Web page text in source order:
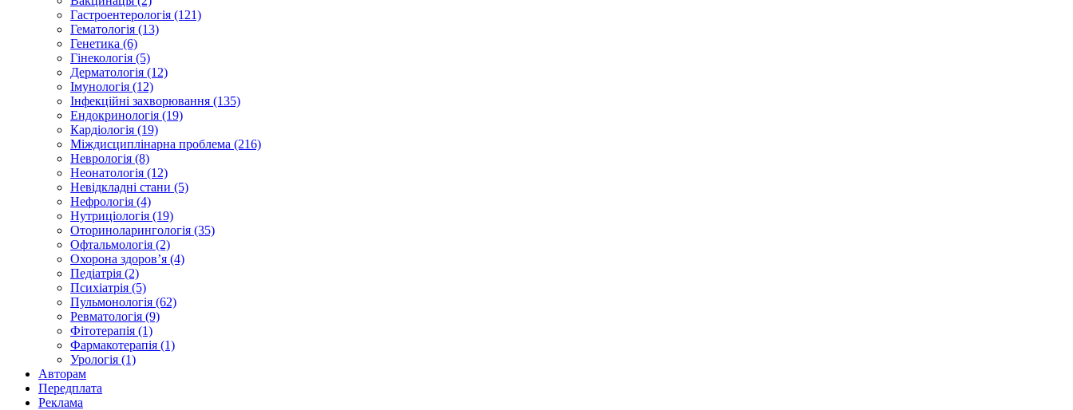
Гастроентерологія (121)
Гематологія (13)
Генетика (6)
Гінекологія (5)
Дерматологія (12)
Імунологія (12)
Інфекційні захворювання (135)
Ендокринологія (19)
Кардіологія (19)
Міждисциплінарна проблема (216)
Неврологія (8)
Неонатологія (12)
Невідкладні стани (5)
Нефрологія (4)
Нутриціологія (19)
Оториноларингологія (35)
Офтальмологія (2)
Охорона здоров’я (4)
Педіатрія (2)
Психіатрія (5)
Пульмонологія (62)
Ревматологія (9)
Фітотерапія (1)
Фармакотерапія (1)
Урологія (1)
Авторам
Передплата
Реклама